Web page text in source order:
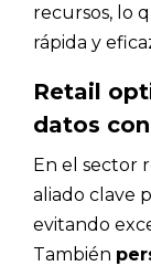
recursos, lo
rápida y
Retail
datos
En el sector
aliado clave
evitando
También